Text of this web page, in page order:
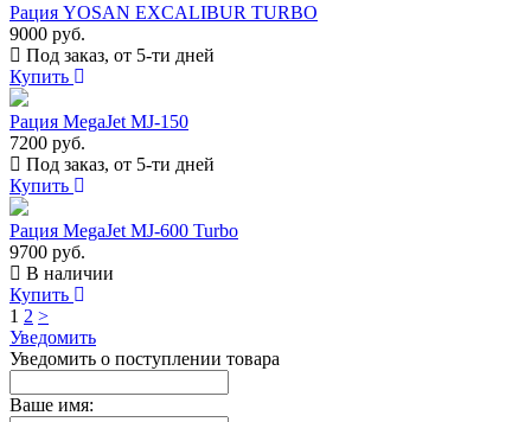
Рация YOSAN EXCALIBUR TURBO
9000 руб.
Под заказ, от 5-ти дней
Купить
Рация MegaJet MJ-150
7200 руб.
Под заказ, от 5-ти дней
Купить
Рация MegaJet MJ-600 Turbo
9700 руб.
В наличии
Купить
1 2 >
Уведомить
Уведомить о поступлении товара
Ваше имя: